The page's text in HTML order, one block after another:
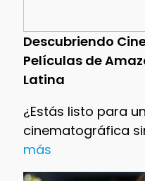
Descubriendo
Películas de
Latina
¿Estás listo para
cinematográfica
más